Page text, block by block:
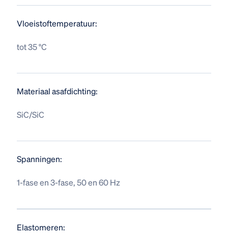
Vloeistoftemperatuur:
tot 35 °C
Materiaal asafdichting:
SiC/SiC
Spanningen:
1-fase en 3-fase, 50 en 60 Hz
Elastomeren: